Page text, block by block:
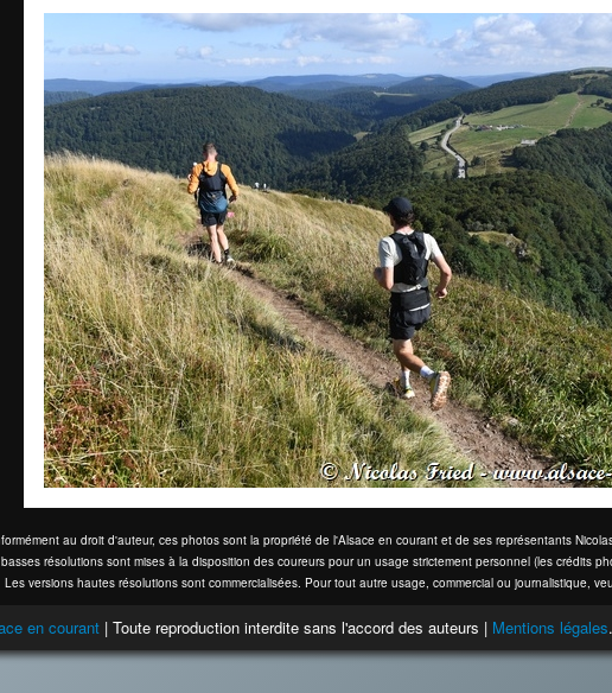
au droit d'auteur, ces photos sont la propriété de l'Alsace en courant et de ses représentants
résolutions sont mises à la disposition des coureurs pour un usage strictement personnel (les crédits
Les versions hautes résolutions sont commercialisées. Pour tout autre usage, commercial ou journalistique,
en courant | Toute reproduction interdite sans l'accord des auteurs | Mentions légales.